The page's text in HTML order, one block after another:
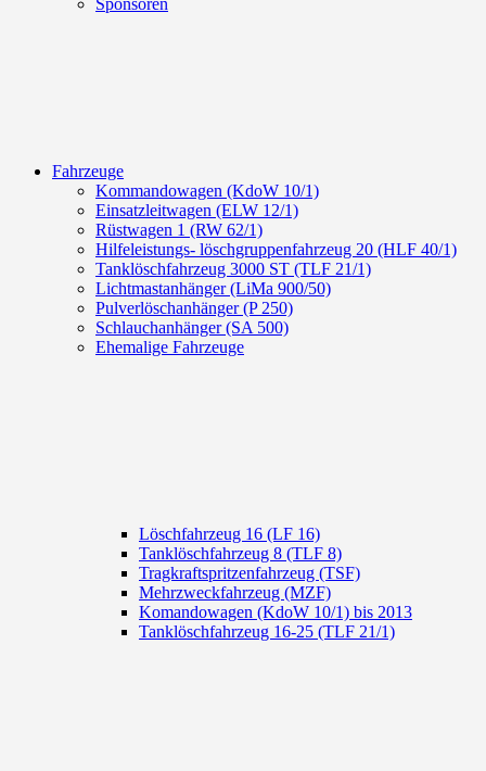
Sponsoren
Fahrzeuge
Kommandowagen (KdoW 10/1)
Einsatzleitwagen (ELW 12/1)
Rüstwagen 1 (RW 62/1)
Hilfeleistungs- löschgruppenfahrzeug 20 (HLF 40/1)
Tanklöschfahrzeug 3000 ST (TLF 21/1)
Lichtmastanhänger (LiMa 900/50)
Pulverlöschanhänger (P 250)
Schlauchanhänger (SA 500)
Ehemalige Fahrzeuge
Löschfahrzeug 16 (LF 16)
Tanklöschfahrzeug 8 (TLF 8)
Tragkraftspritzenfahrzeug (TSF)
Mehrzweckfahrzeug (MZF)
Komandowagen (KdoW 10/1) bis 2013
Tanklöschfahrzeug 16-25 (TLF 21/1)